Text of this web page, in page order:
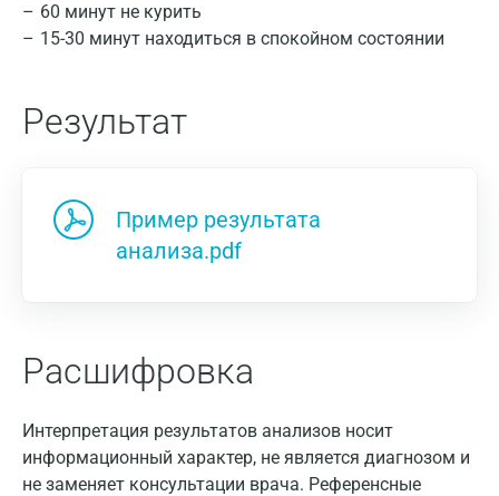
60 минут не курить
15-30 минут находиться в спокойном состоянии
Результат
Пример результата
анализа.pdf
Расшифровка
Интерпретация результатов анализов носит
информационный характер, не является диагнозом и
не заменяет консультации врача. Референсные